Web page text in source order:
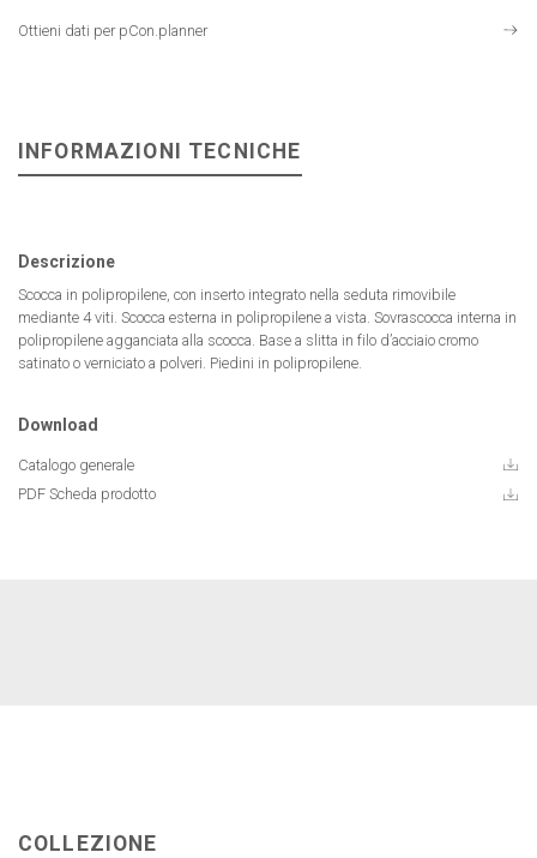
Ottieni dati per pCon.planner
INFORMAZIONI TECNICHE
Descrizione
Scocca in polipropilene, con inserto integrato nella seduta rimovibile
mediante 4 viti. Scocca esterna in polipropilene a vista. Sovrascocca interna in
polipropilene agganciata alla scocca. Base a slitta in filo d’acciaio cromo
satinato o verniciato a polveri. Piedini in polipropilene.
Download
Catalogo generale
PDF Scheda prodotto
COLLEZIONE